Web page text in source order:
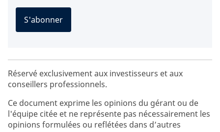
S'abonner
Réservé exclusivement aux investisseurs et aux
conseillers professionnels.
Ce document exprime les opinions du gérant ou de
l'équipe citée et ne représente pas nécessairement les
opinions formulées ou reflétées dans d’autres